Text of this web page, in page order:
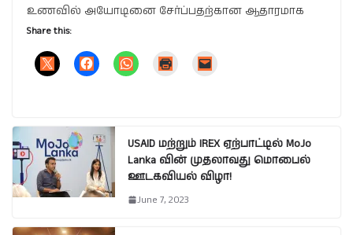
உணவில் அயோடினை சேர்ப்பதற்கான ஆதாரமாக
Share this:
USAID மற்றும் IREX ஏற்பாட்டில் MoJo
Lanka வின் முதலாவது மொபைல்
ஊடகவியல் விழா!
June 7, 2023